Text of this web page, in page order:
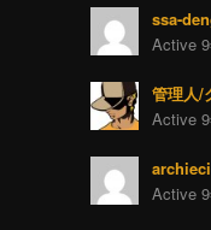
ssa-
Active
管理人/
Active
Active